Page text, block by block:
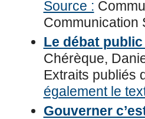
Source :
Communication
Le débat
Chérèque,
Extraits publiés
également le
Gouverner